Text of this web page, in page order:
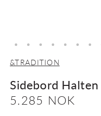
&TRADITION
Sidebord Halten
Vanlig
5.285 NOK